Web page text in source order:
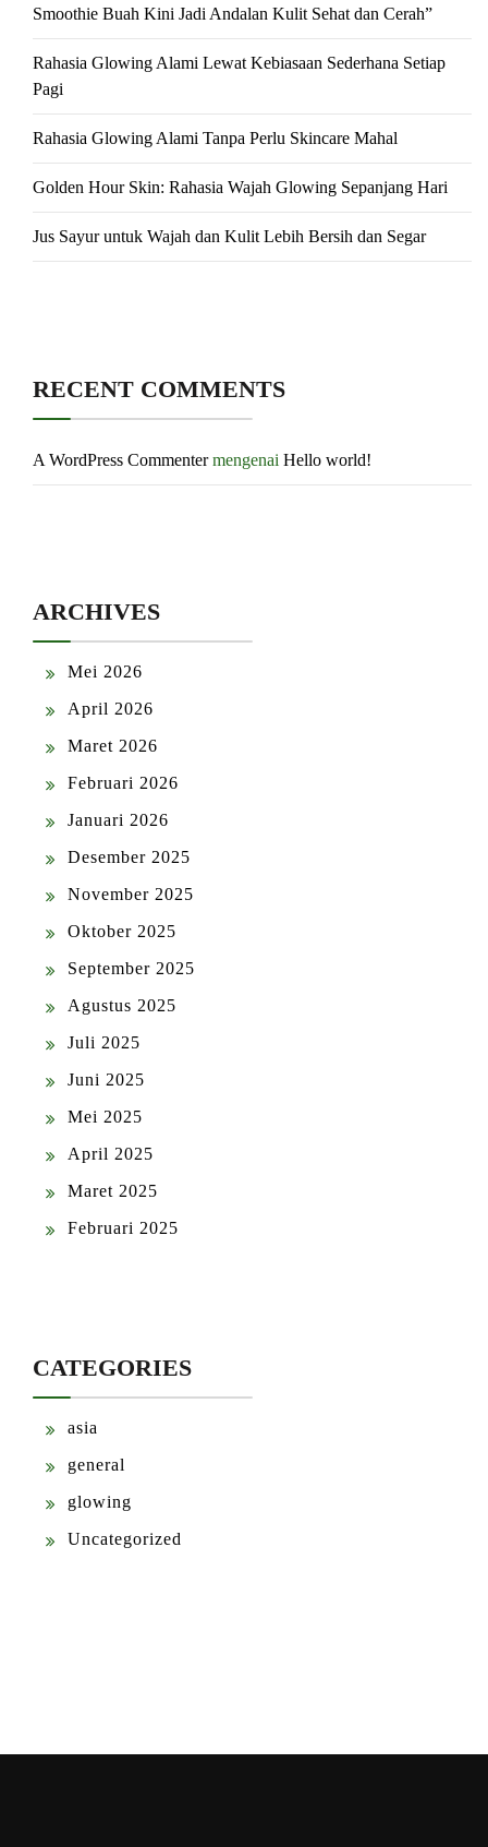
Smoothie Buah Kini Jadi Andalan Kulit Sehat dan Cerah”
Rahasia Glowing Alami Lewat Kebiasaan Sederhana Setiap
Pagi
Rahasia Glowing Alami Tanpa Perlu Skincare Mahal
Golden Hour Skin: Rahasia Wajah Glowing Sepanjang Hari
Jus Sayur untuk Wajah dan Kulit Lebih Bersih dan Segar
RECENT COMMENTS
A WordPress Commentermengenai Hello world!
ARCHIVES
Mei 2026
April 2026
Maret 2026
Februari 2026
Januari 2026
Desember 2025
November 2025
Oktober 2025
September 2025
Agustus 2025
Juli 2025
Juni 2025
Mei 2025
April 2025
Maret 2025
Februari 2025
CATEGORIES
asia
general
glowing
Uncategorized